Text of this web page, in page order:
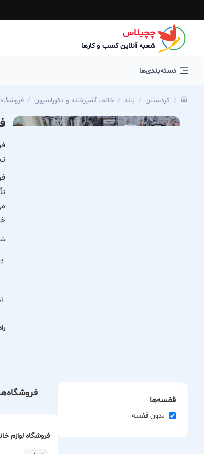
چچیلاس
شعبه آنلاین کسب و کارها
دسته‌بندی‌ها
كردستان بانه خانه، آشپزخانه و دکوراسیون
قفسه‌ها
بدون قفسه
فروشگاه لوازم